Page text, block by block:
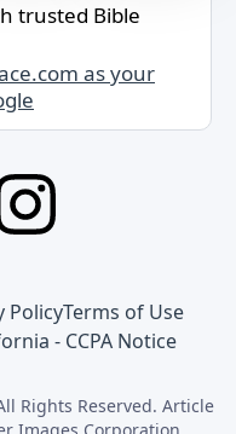
trusted Bible
as your
PolicyTerms of Use
- CCPA Notice
Rights Reserved. Article